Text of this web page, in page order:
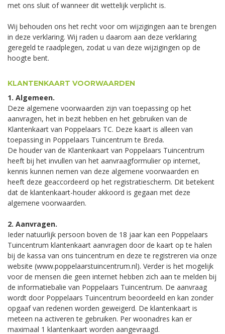
met ons sluit of wanneer dit wettelijk verplicht is.
Wij behouden ons het recht voor om wijzigingen aan te brengen
in deze verklaring. Wij raden u daarom aan deze verklaring
geregeld te raadplegen, zodat u van deze wijzigingen op de
hoogte bent.
KLANTENKAART VOORWAARDEN
1. Algemeen.
Deze algemene voorwaarden zijn van toepassing op het
aanvragen, het in bezit hebben en het gebruiken van de
Klantenkaart van Poppelaars TC. Deze kaart is alleen van
toepassing in Poppelaars Tuincentrum te Breda.
De houder van de Klantenkaart van Poppelaars Tuincentrum
heeft bij het invullen van het aanvraagformulier op internet,
kennis kunnen nemen van deze algemene voorwaarden en
heeft deze geaccordeerd op het registratiescherm. Dit betekent
dat de klantenkaart-houder akkoord is gegaan met deze
algemene voorwaarden.
2. Aanvragen.
Ieder natuurlijk persoon boven de 18 jaar kan een Poppelaars
Tuincentrum klantenkaart aanvragen door de kaart op te halen
bij de kassa van ons tuincentrum en deze te registreren via onze
website (www.poppelaarstuincentrum.nl). Verder is het mogelijk
voor de mensen die geen internet hebben zich aan te melden bij
de informatiebalie van Poppelaars Tuincentrum. De aanvraag
wordt door Poppelaars Tuincentrum beoordeeld en kan zonder
opgaaf van redenen worden geweigerd. De klantenkaart is
meteen na activeren te gebruiken. Per woonadres kan er
maximaal 1 klantenkaart worden aangevraagd.